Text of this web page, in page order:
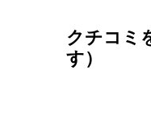
クチコミ
す）